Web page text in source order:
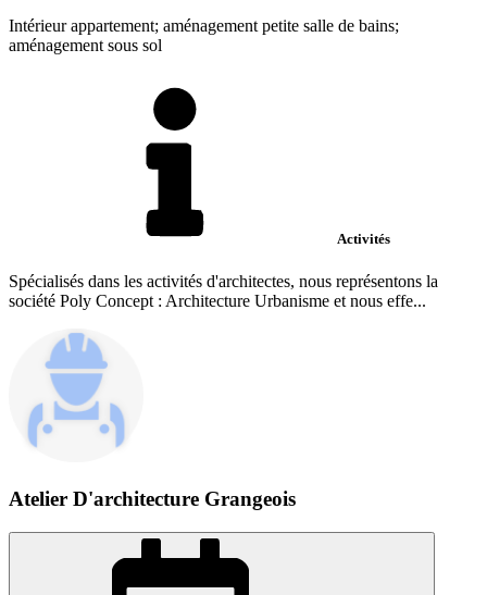
Intérieur appartement; aménagement petite salle de bains;
aménagement sous sol
Activités
Spécialisés dans les activités d'architectes, nous représentons la
société Poly Concept : Architecture Urbanisme et nous effe...
Atelier D'architecture Grangeois